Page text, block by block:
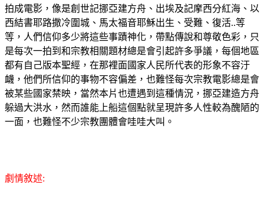
拍成電影，像是創世記挪亞建方舟、出埃及記摩西分紅海、以
西結書耶路撒冷圍城、馬太福音耶穌出生、受難、復活..等
等，人們信仰多少將這些事蹟神化，帶點傳說和尊敬色彩，只
是每次一拍到和宗教相關題材總是會引起許多爭議，每個地區
都有自己版本聖經，在那裡面國家人民所代表的形象不容汙
衊，他們所信仰的事物不容偏差，也難怪每次宗教電影總是會
被某些國家禁映，當然本片也遭遇到這種情況，挪亞建造方舟
躲過大洪水，然而誰能上船這個點就呈現許多人性較為醜陋的
一面，也難怪不少宗教團體會哇哇大叫。
劇情敘述: